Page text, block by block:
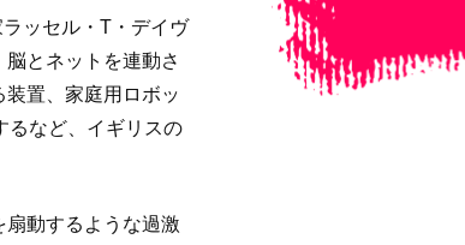
ッセル・T・デイヴ
とネットを連動さ
置、家庭用ロボッ
るなど、イギリスの
動するような過激